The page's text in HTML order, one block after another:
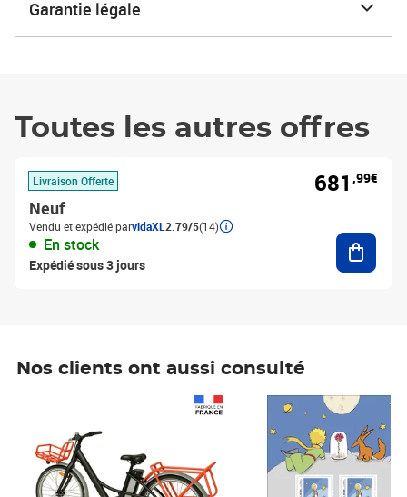
Garantie légale
Toutes les autres offres
Livraison Offerte
Neuf
Vendu et expédié parvidaXL 2.79/5(14)
En stock
Expédié sous 3 jours
681 ,99€
Nos clients ont aussi consulté
Prix 7,50€